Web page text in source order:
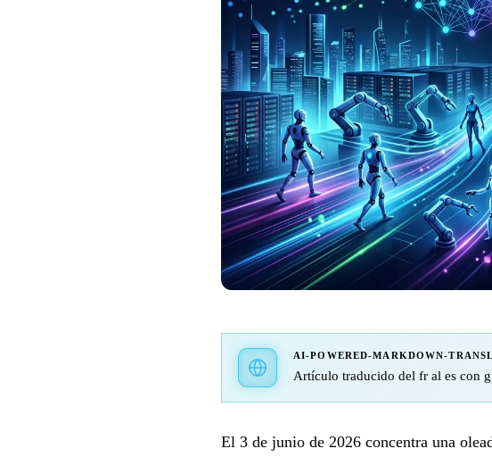
AI-POWERED-MARKDOWN-
Artículo traducido del fr al es con
El 3 de junio de 2026 concentra una